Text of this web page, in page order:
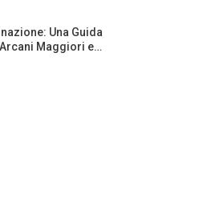
Una Guida
Maggiori e…